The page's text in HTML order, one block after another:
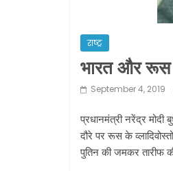
राष्ट्र
भारत और
September 4, 2019
प्रधानमंत्री नरेंद्र
दौरे पर रूस के
पुतिन की जमकर तारीफ